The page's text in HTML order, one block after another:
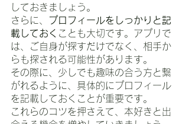
しておきましょう。
さらに、
プロフィールをしっかりと記
載しておく ことも大切です。アプリで
は、ご自身が探すだけでなく、相手か
らも探される可能性があります。
その際に、少しでも趣味の合う方と繋
がれるように、具体的にプロフィール
を記載しておくことが重要です。
これらのコツを押さえて、本好きと出